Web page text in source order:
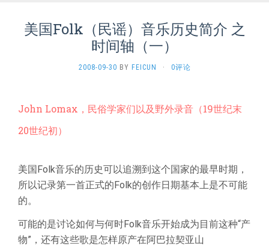
美国Folk（民谣）音乐历史简介 之
时间轴（一）
2008-09-30 BY FEICUN · 0评论
John Lomax，民俗学家们以及野外录音（19世纪末
20世纪初）
美国Folk音乐的历史可以追溯到这个国家的最早时期，
所以记录第一首正式的Folk的创作日期基本上是不可能
的。
可能的是讨论如何与何时Folk音乐开始成为目前这种“产
物”，还有这些歌是怎样原产在阿巴拉契亚山